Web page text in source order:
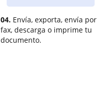
04. Envía, exporta, envía por
fax, descarga o imprime tu
documento.